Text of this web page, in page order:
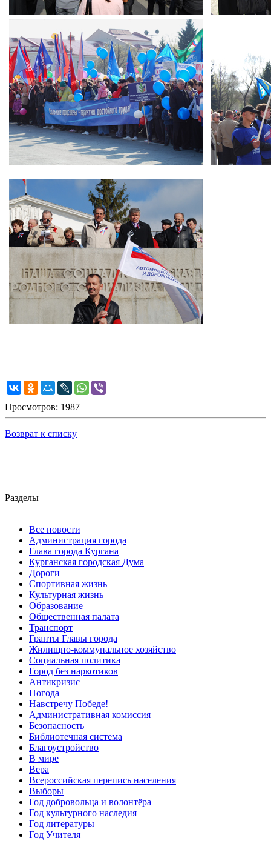
Просмотров: 1987
Возврат к списку
Разделы
Все новости
Администрация города
Глава города Кургана
Курганская городская Дума
Дороги
Спортивная жизнь
Культурная жизнь
Образование
Общественная палата
Транспорт
Гранты Главы города
Жилищно-коммунальное хозяйство
Социальная политика
Город без наркотиков
Антикризис
Погода
Навстречу Победе!
Административная комиссия
Безопасность
Библиотечная система
Благоустройство
В мире
Вера
Всероссийская перепись населения
Выборы
Год добровольца и волонтёра
Год культурного наследия
Год литературы
Год Учителя